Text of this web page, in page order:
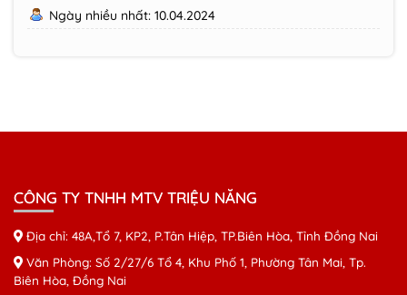
Ngày nhiều nhất: 10.04.2024
CÔNG TY TNHH MTV TRIỆU NĂNG
Địa chỉ: 48A,Tổ 7, KP2, P.Tân Hiệp, TP.Biên Hòa, Tỉnh Đồng Nai
Văn Phòng: Số 2/27/6 Tổ 4, Khu Phố 1, Phường Tân Mai, Tp.
Biên Hòa, Đồng Nai